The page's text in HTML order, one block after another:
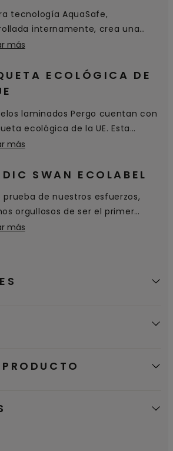
limpiar.
tecnología AquaSafe,
internamente, crea una
sellada 100 % hermética que
en el suelo. Simplemente se
sobre la superficie y se puede
más
ECOLÓGICA DE
laminados Pergo cuentan con
ecológica de la UE. Esta
de excelencia
que cumplen con altos
de vida: desde la extracción
primas hasta la producción,
y eliminación.
más
SWAN ECOLABEL
prueba de nuestros esfuerzos,
orgullosos de ser el primer
de suelos en recibir la
más